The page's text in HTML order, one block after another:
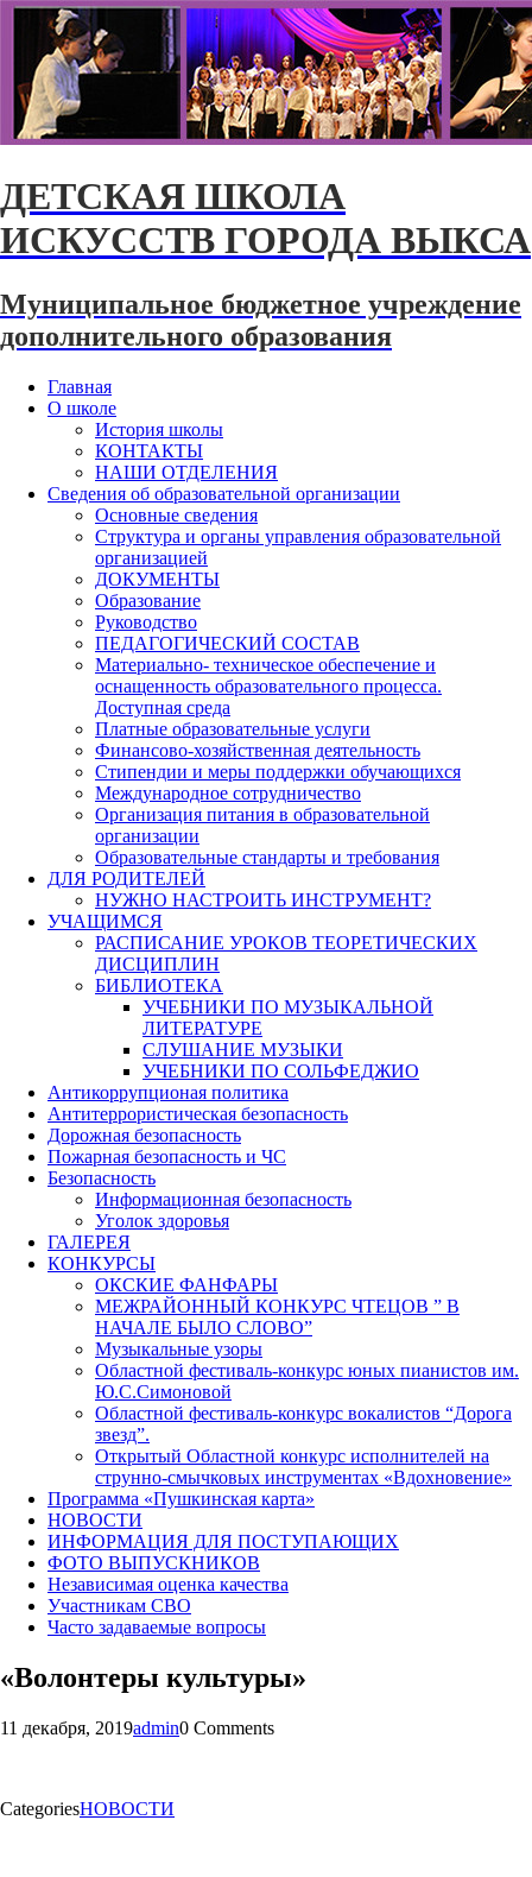
ДЕТСКАЯ ШКОЛА
ИСКУССТВ ГОРОДА ВЫКСА
Муниципальное бюджетное учреждение
дополнительного образования
Главная
О школе
История школы
КОНТАКТЫ
НАШИ ОТДЕЛЕНИЯ
Сведения об образовательной организации
Основные сведения
Структура и органы управления образовательной
организацией
ДОКУМЕНТЫ
Образование
Руководство
ПЕДАГОГИЧЕСКИЙ СОСТАВ
Материально- техническое обеспечение и
оснащенность образовательного процесса.
Доступная среда
Платные образовательные услуги
Финансово-хозяйственная деятельность
Стипендии и меры поддержки обучающихся
Международное сотрудничество
Организация питания в образовательной
организации
Образовательные стандарты и требования
ДЛЯ РОДИТЕЛЕЙ
НУЖНО НАСТРОИТЬ ИНСТРУМЕНТ?
УЧАЩИМСЯ
РАСПИСАНИЕ УРОКОВ ТЕОРЕТИЧЕСКИХ
ДИСЦИПЛИН
БИБЛИОТЕКА
УЧЕБНИКИ ПО МУЗЫКАЛЬНОЙ
ЛИТЕРАТУРЕ
СЛУШАНИЕ МУЗЫКИ
УЧЕБНИКИ ПО СОЛЬФЕДЖИО
Антикоррупционая политика
Антитеррористическая безопасность
Дорожная безопасность
Пожарная безопасность и ЧС
Безопасность
Информационная безопасность
Уголок здоровья
ГАЛЕРЕЯ
КОНКУРСЫ
ОКСКИЕ ФАНФАРЫ
МЕЖРАЙОННЫЙ КОНКУРС ЧТЕЦОВ ” В
НАЧАЛЕ БЫЛО СЛОВО”
Музыкальные узоры
Областной фестиваль-конкурс юных пианистов им.
Ю.С.Симоновой
Областной фестиваль-конкурс вокалистов “Дорога
звезд”.
Открытый Областной конкурс исполнителей на
струнно-смычковых инструментах «Вдохновение»
Программа «Пушкинская карта»
НОВОСТИ
ИНФОРМАЦИЯ ДЛЯ ПОСТУПАЮЩИХ
ФОТО ВЫПУСКНИКОВ
Независимая оценка качества
Участникам СВО
Часто задаваемые вопросы
«Волонтеры культуры»
11 декабря, 2019admin0 Comments
CategoriesНОВОСТИ